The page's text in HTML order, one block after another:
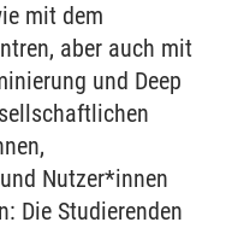
mit dem
aber auch mit
und Deep
Nutzer*innen
Die Studierenden